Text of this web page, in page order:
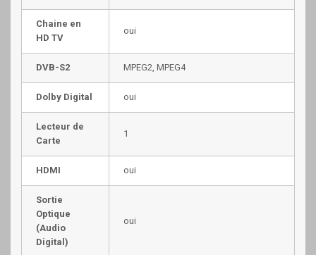
Chaine en
HD TV
oui
DVB-S2 MPEG2, MPEG4
Dolby Digital oui
Lecteur de
Carte
1
HDMI oui
Sortie
Optique
(Audio
Digital)
oui